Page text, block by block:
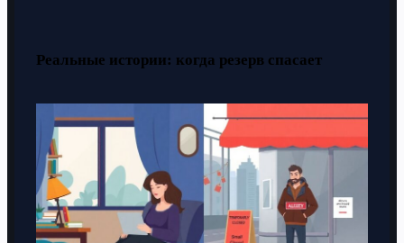
Реальные истории: когда резерв спасает